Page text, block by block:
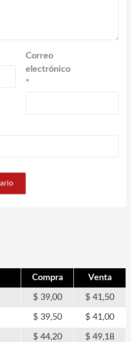
Correo
electrónico
*
Compra Venta
39,00 41,50
39,50 41,00
44,20 49,18